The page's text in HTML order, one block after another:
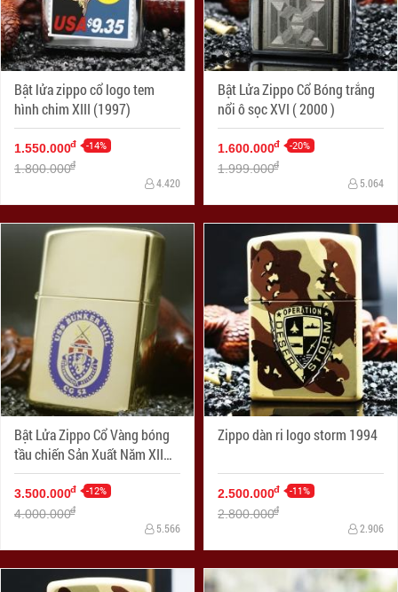
Bật lửa zippo cổ logo tem
hình chim XIII (1997)
1.550.000đ -14%
1.800.000đ
4.420
Bật Lửa Zippo Cổ Bóng trắng
nổi ô sọc XVI ( 2000 )
1.600.000đ -20%
1.999.000đ
5.064
Bật Lửa Zippo Cổ Vàng bóng
tầu chiến Sản Xuất Năm XII
(1996 )
3.500.000đ -12%
4.000.000đ
5.566
Zippo dàn ri logo storm 1994
2.500.000đ -11%
2.800.000đ
2.906